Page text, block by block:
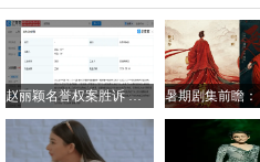
赵丽颖名誉权案胜诉 侵权者公开登报道歉